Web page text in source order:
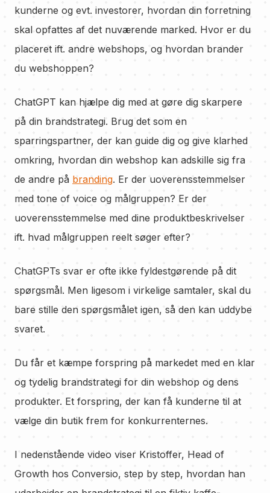
kunderne og evt. investorer, hvordan din forretning
skal opfattes af det nuværende marked. Hvor er du
placeret ift. andre webshops, og hvordan brander
du webshoppen?
ChatGPT kan hjælpe dig med at gøre dig skarpere
på din brandstrategi. Brug det som en
sparringspartner, der kan guide dig og give klarhed
omkring, hvordan din webshop kan adskille sig fra
de andre på branding. Er der uoverensstemmelser
med tone of voice og målgruppen? Er der
uoverensstemmelse med dine produktbeskrivelser
ift. hvad målgruppen reelt søger efter?
ChatGPTs svar er ofte ikke fyldestgørende på dit
spørgsmål. Men ligesom i virkelige samtaler, skal du
bare stille den spørgsmålet igen, så den kan uddybe
svaret.
Du får et kæmpe forspring på markedet med en klar
og tydelig brandstrategi for din webshop og dens
produkter. Et forspring, der kan få kunderne til at
vælge din butik frem for konkurrenternes.
I nedenstående video viser Kristoffer, Head of
Growth hos Conversio, step by step, hvordan han